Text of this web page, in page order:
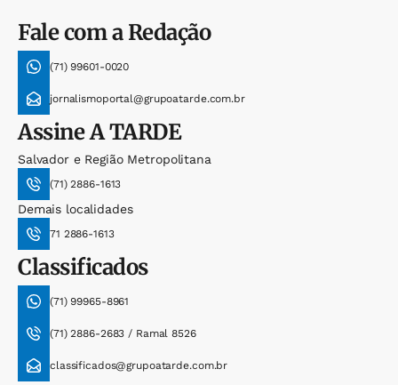
Fale com a Redação
(71) 99601-0020
jornalismoportal@grupoatarde.com.br
AssineA TARDE
Salvador e Região Metropolitana
(71) 2886-1613
Demais localidades
71 2886-1613
Classificados
(71) 99965-8961
(71) 2886-2683 / Ramal 8526
classificados@grupoatarde.com.br